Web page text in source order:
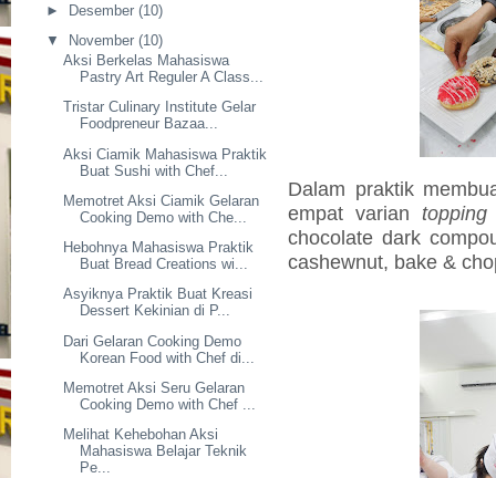
► Desember (10)
▼
November (10)
Aksi Berkelas Mahasiswa
Pastry Art Reguler A Class...
Tristar Culinary Institute Gelar
Foodpreneur Bazaa...
Aksi Ciamik Mahasiswa Praktik
Buat Sushi with Chef...
Memotret Aksi Ciamik Gelaran
Cooking Demo with Che...
Hebohnya Mahasiswa Praktik
Buat Bread Creations wi...
Asyiknya Praktik Buat Kreasi
Dessert Kekinian di P...
Dari Gelaran Cooking Demo
Korean Food with Chef di...
Memotret Aksi Seru Gelaran
Cooking Demo with Chef ...
Melihat Kehebohan Aksi
Mahasiswa Belajar Teknik
Pe...
Dalam praktik
empat varian topping
chocolate dark
cashewnut, bake &